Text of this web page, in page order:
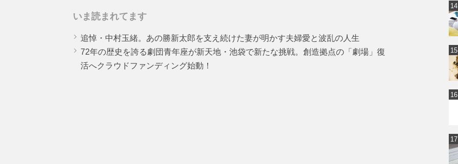
いま読まれてます
追悼・中村玉緒。あの勝新太郎を支え続けた妻が明かす夫婦愛と波乱の人生
72年の歴史を誇る劇団青年座が新天地・池袋で新たな挑戦。創造拠点の「劇場」復
活へクラウドファンディング始動！